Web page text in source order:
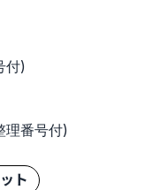
付)
理番号付)
ト